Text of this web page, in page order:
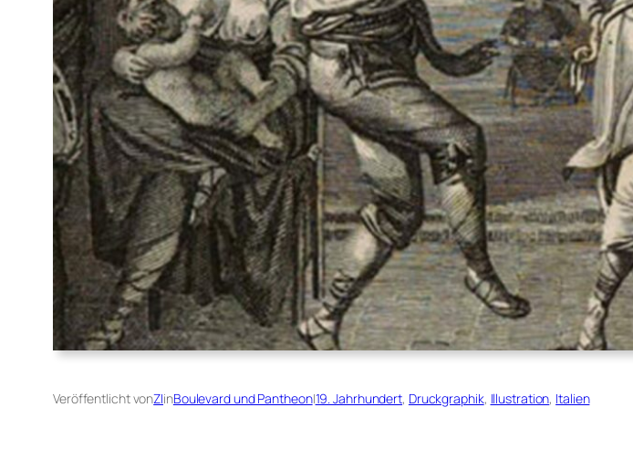
Veröffentlicht vonZIinBoulevard und Pantheon|19. Jahrhundert, Druckgraphik, Illustration, Italien